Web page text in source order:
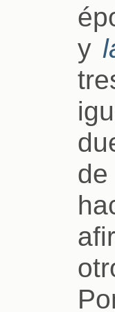
y